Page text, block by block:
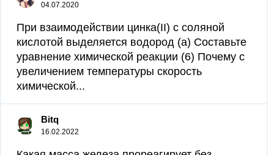
04.07.2020
При взаимодействии цинка(II) с соляной
кислотой выделяется водород (а) Составьте
уравнение химической реакции (6) Почему с
увеличением температуры скорость
химической...
Bitq
16.02.2022